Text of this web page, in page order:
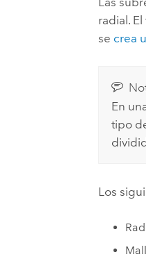
radial.
se crea
En
tipo
Los